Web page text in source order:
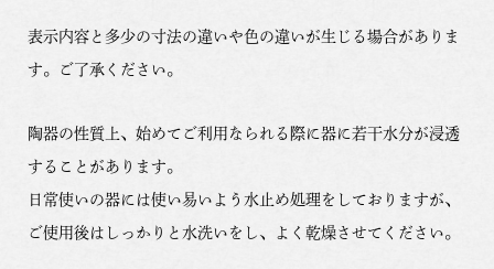
表示内容と多少の寸法の違いや色の違いが生じる場合がありま
す。ご了承ください。
陶器の性質上、始めてご利用なられる際に器に若干水分が浸透
することがあります。
日常使いの器には使い易いよう水止め処理をしておりますが、
ご使用後はしっかりと水洗いをし、よく乾燥させてください。